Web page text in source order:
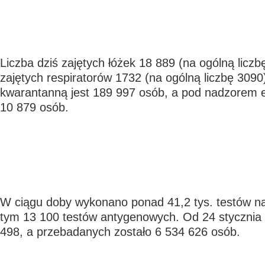
Liczba dziś zajętych łóżek 18 889 (na ogólną
zajętych respiratorów 1732 (na ogólną liczbę
kwarantanną jest 189 997 osób, a pod nadzorem
10 879 osób.
W ciągu doby wykonano ponad 41,2 tys. testów
tym 13 100 testów antygenowych. Od 24
498, a przebadanych zostało 6 534 626 osób.